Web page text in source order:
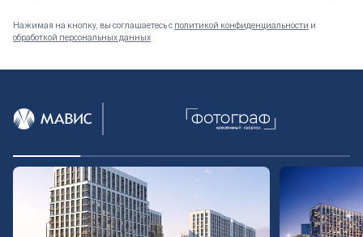
Документация
ВЫБРАТЬ КВАРТИРУ
Проекты
Нажимая на кнопку, вы соглашаетесь с политикой конфиденциальности и
обработкой персональных данных